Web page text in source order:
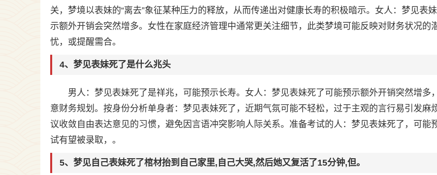
关，梦境以表妹的“离去”象征某种压力的释放，从而传递出对健康长寿的积极暗示。女人：梦见表
示额外开销会突然增多。女性在家庭经济管理中通常更关注细节，此类梦境可能反映对财务状况的
忧，或提醒需合。
4、梦见表妹死了是什么兆头
男人：梦见表妹死了是祥兆，可能预示长寿。女人：梦见表妹死了可能预示额外开销突然增多
意财务规划。按身份分析单身者：梦见表妹死了，近期气氛可能不轻松，过于主观的言行易引发麻
议收敛自由表达意见的习惯，避免因言语冲突影响人际关系。准备考试的人：梦见表妹死了，可能
试有望被录取，。
5、梦见自己表妹死了棺材抬到自己家里,自己大哭,然后她又复活了15分钟,但。